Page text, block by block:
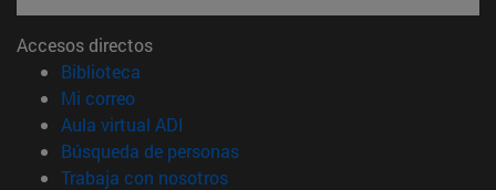
Accesos directos
Biblioteca
Mi correo(abre en nueva ventana)
Aula virtual ADI
Búsqueda de personas(abre en nueva ventana)
Trabaja con nosotros(abre en nueva ventana)